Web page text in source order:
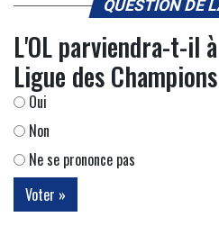
QUESTION DE
L'OL parviendra-t-il
Ligue des
Oui
Non
Ne se prononce pas